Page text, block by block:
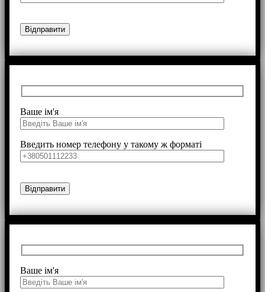
Ваше ім'я
Введить номер телефону у такому ж форматі
Ваше ім'я